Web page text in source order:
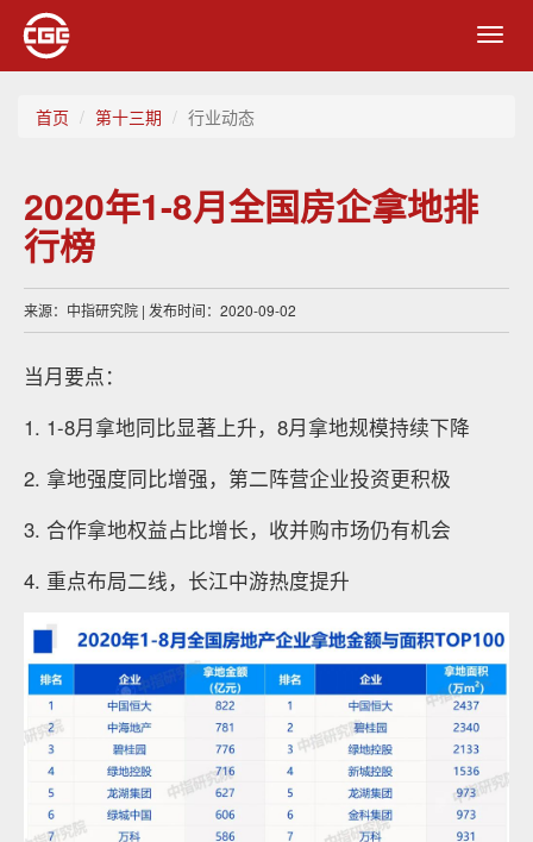
首页 第十三期 行业动态
2020年1-8月全国房企拿地排
行榜
来源：中指研究院 | 发布时间：2020-09-02
当月要点：
1. 1-8月拿地同比显著上升，8月拿地规模持续下降
2. 拿地强度同比增强，第二阵营企业投资更积极
3. 合作拿地权益占比增长，收并购市场仍有机会
4. 重点布局二线，长江中游热度提升